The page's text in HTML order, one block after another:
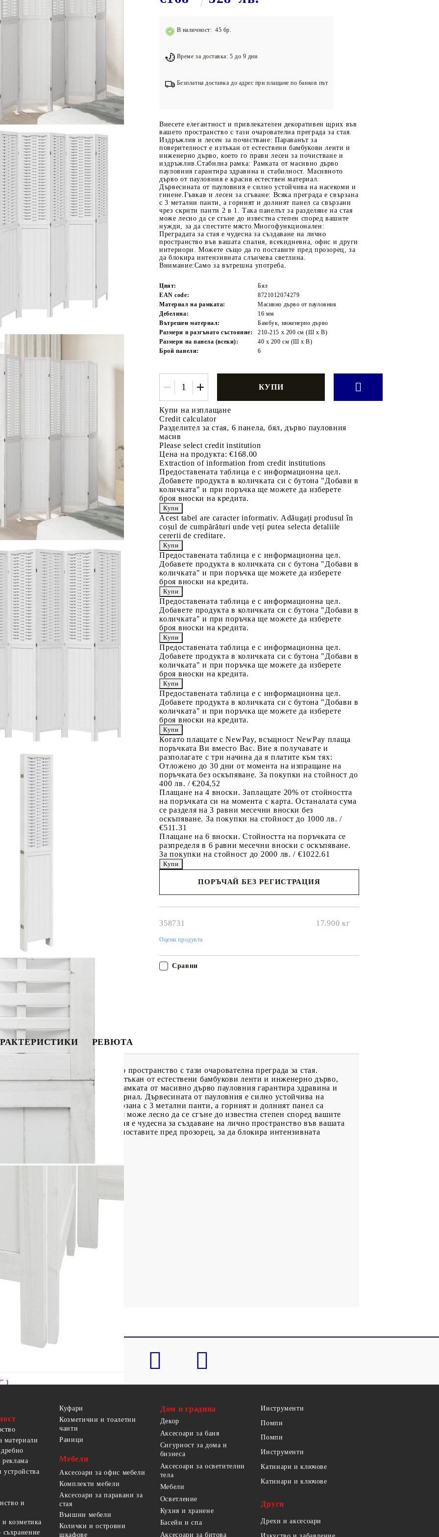
Подложки за фитнес уреди
Лостове за набиране
Tweet
В наличност: 45 бр.
Време за доставка: 5 до 9 дни
Безплатна доставка до адрес при плащане по банков път
Внесете елегантност и привлекателен декоративен щрих във
вашето пространство с тази очарователна преграда за стая.
Издръжлив и лесен за почистване: Параванът за
поверителност е изтъкан от естествени бамбукови ленти и
инженерно дърво, което го прави лесен за почистване и
издръжлив.Стабилна рамка: Рамката от масивно дърво
пауловния гарантира здравина и стабилност. Масивното
дърво от пауловния е красив естествен материал.
Дървесината от пауловния е силно устойчива на насекоми и
гниене.Гъвкав и лесен за сгъване: Всяка преграда е свързана
с 3 метални панти, а горният и долният панел са свързани
чрез скрити панти 2 в 1. Така панелът за разделяне на стая
може лесно да се сгъне до известна степен според вашите
нужди, за да спестите място.Многофункционален:
Преградата за стая е чудесна за създаване на лично
пространство във вашата спалня, всекидневна, офис и други
интериори. Можете също да го поставите пред прозорец, за
да блокира интензивната слънчева светлина.
Внимание:Само за вътрешна употреба.
Цвят:
Бял
EAN code:
8721012074279
Материал на рамката:
Масивно дърво от пауловния
Дебелина:
16 мм
Вътрешен материал:
Бамбук, инженерно дърво
Размери в разгънато състояние:
210-215 x 200 см (Ш x В)
Размери на панела (всеки):
40 x 200 см (Ш x В)
Брой панели:
6
Купи на изплащане
Credit calculator
Разделител за стая, 6 панела, бял, дърво пауловния
масив
Please select credit institution
Цена на продукта: €168.00
Extraction of information from credit institutions
Предоставената таблица е с информационна цел.
Добавете продукта в количката си с бутона "Добави в
количката" и при поръчка ще можете да изберете
броя вноски на кредита.
Acest tabel are caracter informativ. Adăugați produsul în
coșul de cumpărături unde veți putea selecta detaliile
cererii de creditare.
Предоставената таблица е с информационна цел.
Добавете продукта в количката си с бутона "Добави в
количката" и при поръчка ще можете да изберете
броя вноски на кредита.
Предоставената таблица е с информационна цел.
Добавете продукта в количката си с бутона "Добави в
количката" и при поръчка ще можете да изберете
броя вноски на кредита.
Предоставената таблица е с информационна цел.
Добавете продукта в количката си с бутона "Добави в
количката" и при поръчка ще можете да изберете
броя вноски на кредита.
Предоставената таблица е с информационна цел.
Добавете продукта в количката си с бутона "Добави в
количката" и при поръчка ще можете да изберете
броя вноски на кредита.
Когато плащате с NewPay, всъщност NewPay плаща
поръчката Ви вместо Вас. Вие я получавате и
разполагате с три начина да я платите към тях:
Отложено до 30 дни от момента на изпращане на
поръчката без оскъпяване. За покупки на стойност до
400 лв. / €204,52
Плащане на 4 вноски. Заплащате 20% от стойността
на поръчката си на момента с карта. Останалата сума
се разделя на 3 равни месечни вноски без
оскъпяване. За покупки на стойност до 1000 лв. /
€511.31
Плащане на 6 вноски. Стойността на поръчката се
разпределя в 6 равни месечни вноски с оскъпяване.
За покупки на стойност до 2000 лв. / €1022.61
ПОРЪЧАЙ БЕЗ РЕГИСТРАЦИЯ
358731 17.900 кг
Оцени продукта
Сравни
РЕВЮТА
декоративен щрих във вашето пространство с тази очарователна преграда за стая.
за поверителност е изтъкан от естествени бамбукови ленти и инженерно дърво,
и издръжлив.Стабилна рамка: Рамката от масивно дърво пауловния гарантира здравина и
е красив естествен материал. Дървесината от пауловния е силно устойчива на
сгъване: Всяка преграда е свързана с 3 метални панти, а горният и долният панел са
панелът за разделяне на стая може лесно да се сгъне до известна степен според вашите
Преградата за стая е чудесна за създаване на лично пространство във вашата
Можете също да го поставите пред прозорец, за да блокира интензивната
вътрешна употреба.
материали
и
козметика
Куфари
Козметични и тоалетни
чанти
Раници
Мебели
Аксесоари за офис мебели
Комплекти мебели
Аксесоари за паравани за
стая
Външни мебели
Колички и островни
шкафове
Дом и градина
Декор
Аксесоари за баня
Сигурност за дома и
бизнеса
Аксесоари за осветителни
тела
Мебели
Осветление
Кухня и хранене
Басейн и спа
Аксесоари за битова
Инструменти
Помпи
Помпи
Инструменти
Катинари и ключове
Катинари и ключове
Други
Дрехи и аксесоари